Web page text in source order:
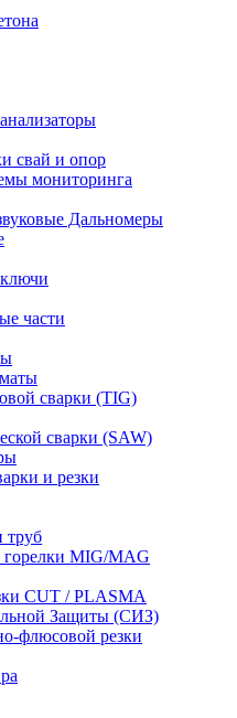
свай и опор
мониторинга
Дальномеры
части
сварки (TIG)
сварки (SAW)
и резки
труб
горелки MIG/MAG
CUT / PLASMA
Защиты (СИЗ)
флюсовой резки